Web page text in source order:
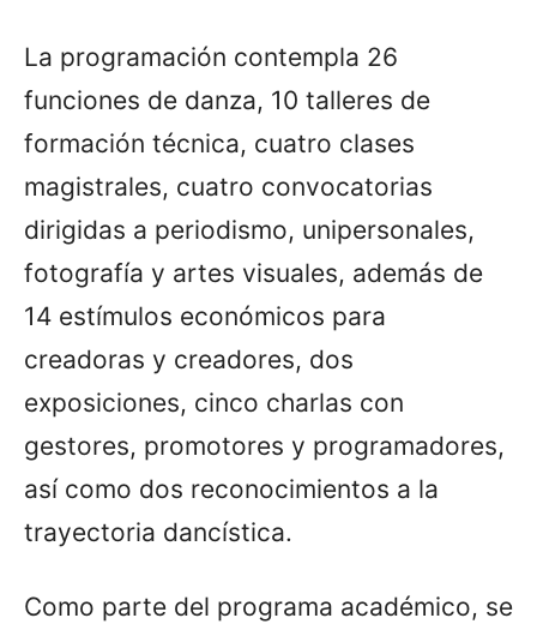
La programación contempla 26
funciones de danza, 10 talleres de
formación técnica, cuatro clases
magistrales, cuatro convocatorias
dirigidas a periodismo, unipersonales,
fotografía y artes visuales, además de
14 estímulos económicos para
creadoras y creadores, dos
exposiciones, cinco charlas con
gestores, promotores y programadores,
así como dos reconocimientos a la
trayectoria dancística.
Como parte del programa académico, se